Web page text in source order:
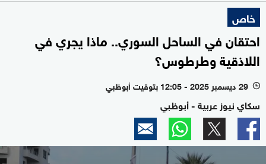
خاص
احتقان في الساحل السوري.. ماذا يجري في
اللاذقية وطرطوس؟
l 29 ديسمبر 2025 - 12:05 بتوقيت أبوظبي
سكاي نيوز عربية - أبوظبي
0
seconds